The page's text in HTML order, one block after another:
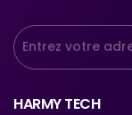
HARMY TECH